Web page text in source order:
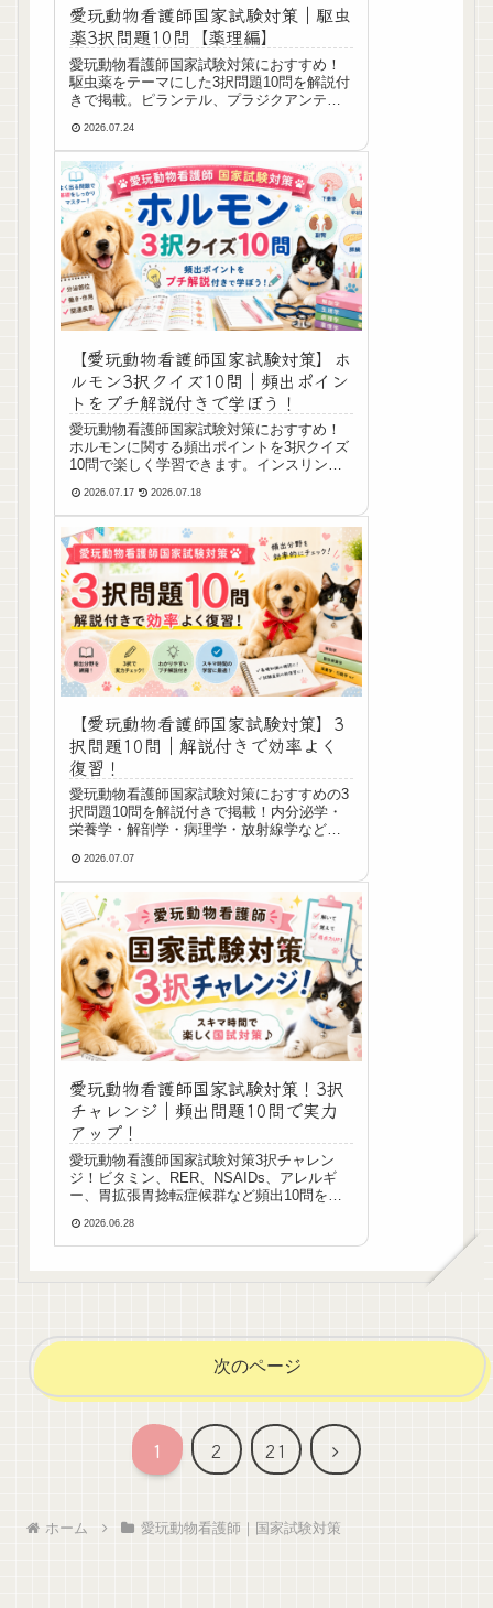
愛玩動物看護師国家試験対策｜駆虫
薬3択問題10問【薬理編】
愛玩動物看護師国家試験対策におすすめ！
駆虫薬をテーマにした3択問題10問を解説付
きで掲載。ピランテル、プラジクアンテ
を効率よく学習できます。
2026.07.24
【愛玩動物看護師国家試験対策】ホ
ルモン3択クイズ10問｜頻出ポイン
トをプチ解説付きで学ぼう！
愛玩動物看護師国家試験対策におすすめ！
ホルモンに関する頻出ポイントを3択クイズ
10問で楽しく学習できます。インスリンや
ンをプチ解説付きでわかりやすく復習しま
しょう。
2026.07.17 2026.07.18
【愛玩動物看護師国家試験対策】3
択問題10問｜解説付きで効率よく
復習！
愛玩動物看護師国家試験対策におすすめの3
択問題10問を解説付きで掲載！内分泌学・
栄養学・解剖学・病理学・放射線学など頻
間の学習や試験直前の総復習にも最適で
す。
2026.07.07
愛玩動物看護師国家試験対策！3択
チャレンジ｜頻出問題10問で実力
アップ！
愛玩動物看護師国家試験対策3択チャレン
ジ！ビタミン、RER、NSAIDs、アレルギ
ー、胃拡張胃捻転症候群など頻出10問をや
国試対策におすすめです。
2026.06.28
次のページ
1 2 21
次
ホーム 愛玩動物看護師｜国家試験対策